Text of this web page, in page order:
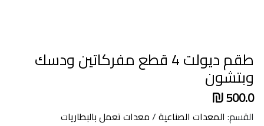
طقم ديولت 4 قطع مفركاتين ودسك
وبتشون
500.0
القسم: المعدات الصناعية/معدات تعمل بالبطاريات